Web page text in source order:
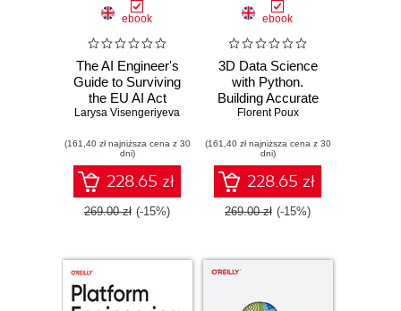
ebook
The AI Engineer's
Guide to Surviving
the EU AI Act
Larysa Visengeriyeva
(161,40 zł najniższa cena z 30
dni)
228.65 zł
269.00 zł (-15%)
ebook
3D Data Science
with Python.
Building Accurate
Digital
3D Point Cloud
Workflows
Florent Poux
(161,40 zł najniższa cena z 30
dni)
228.65 zł
269.00 zł (-15%)